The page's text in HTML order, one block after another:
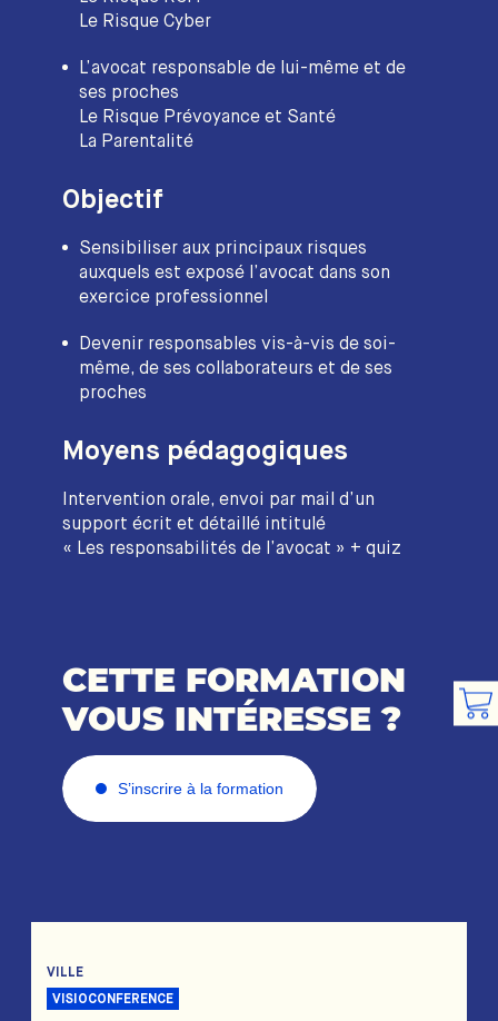
Le Risque Cyber
L’avocat responsable de lui-même et de
ses proches
Le Risque Prévoyance et Santé
La Parentalité
Objectif
Sensibiliser aux principaux risques
auxquels est exposé l’avocat dans son
exercice professionnel
Devenir responsables vis-à-vis de soi-
même, de ses collaborateurs et de ses
proches
Moyens pédagogiques
Intervention orale, envoi par mail d’un
support écrit et détaillé intitulé
« Les responsabilités de l’avocat » + quiz
CETTE FORMATION
VOUS INTÉRESSE ?
S’inscrire à la formation
VILLE
VISIOCONFERENCE